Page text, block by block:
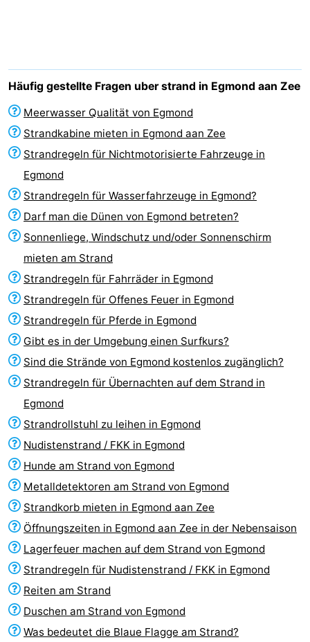
-
Buiten
Bergen
-
De
Woudhoeve
-
Duinpark
Egmond
Kustpark
Egmond
aan
Zee
Hotels
Zimmer
(mit
Frühstück)
Lastminutes
Strand
Sehen
&
tun
-
Museen
-
Denkmäler
-
Aussichtspunkte
Attraktionen
-
Spielplätze
-
Minigolfplätze
Dörfer
&
Städte
Natur
Sport
Häufig gestellte Fragen uber strand in Egmond aan Zee
Meerwasser Qualität von Egmond
Strandkabine mieten in Egmond aan Zee
Strandregeln für Nichtmotorisierte Fahrzeuge in
Egmond
Strandregeln für Wasserfahrzeuge in Egmond?
Darf man die Dünen von Egmond betreten?
Sonnenliege, Windschutz und/oder Sonnenschirm
mieten am Strand
Strandregeln für Fahrräder in Egmond
Strandregeln für Offenes Feuer in Egmond
Strandregeln für Pferde in Egmond
Gibt es in der Umgebung einen Surfkurs?
Sind die Strände von Egmond kostenlos zugänglich?
Strandregeln für Übernachten auf dem Strand in
Egmond
Strandrollstuhl zu leihen in Egmond
Nudistenstrand / FKK in Egmond
Hunde am Strand von Egmond
Metalldetektoren am Strand von Egmond
Strandkorb mieten in Egmond aan Zee
Öffnungszeiten in Egmond aan Zee in der Nebensaison
Lagerfeuer machen auf dem Strand von Egmond
Strandregeln für Nudistenstrand / FKK in Egmond
Reiten am Strand
Duschen am Strand von Egmond
Was bedeutet die Blaue Flagge am Strand?